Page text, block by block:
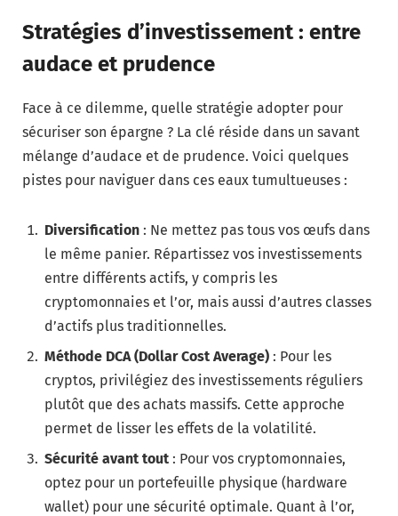
Stratégies d’investissement : entre
audace et prudence
Face à ce dilemme, quelle stratégie adopter pour
sécuriser son épargne ? La clé réside dans un savant
mélange d’audace et de prudence. Voici quelques
pistes pour naviguer dans ces eaux tumultueuses :
Diversification : Ne mettez pas tous vos œufs dans
le même panier. Répartissez vos investissements
entre différents actifs, y compris les
cryptomonnaies et l’or, mais aussi d’autres classes
d’actifs plus traditionnelles.
Méthode DCA (Dollar Cost Average) : Pour les
cryptos, privilégiez des investissements réguliers
plutôt que des achats massifs. Cette approche
permet de lisser les effets de la volatilité.
Sécurité avant tout : Pour vos cryptomonnaies,
optez pour un portefeuille physique (hardware
wallet) pour une sécurité optimale. Quant à l’or,